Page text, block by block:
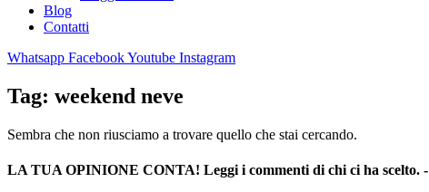
Blog
Contatti
Whatsapp FacebookYoutube Instagram
Tag: weekend neve
Sembra che non riusciamo a trovare quello che stai cercando.
LA TUA OPINIONE CONTA! Leggi i commenti di chi ci ha scelto. -